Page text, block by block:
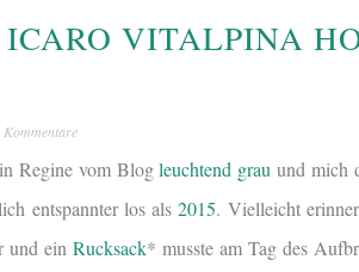
VITALPINA
Kommentare
Regine vom Blogleuchtend grau und mich
entspannter los als2015. Vielleicht
und einRucksack* musste am Tag des